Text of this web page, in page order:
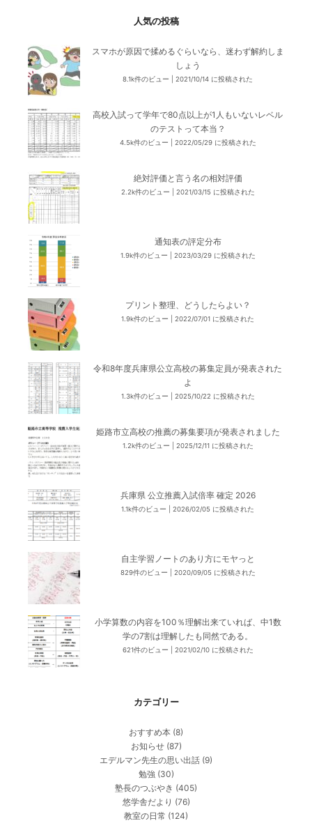
人気の投稿
スマホが原因で揉めるぐらいなら、迷わず解約しま
しょう
8.1k件のビュー 2021/10/14 に投稿された
高校入試って学年で80点以上が1人もいないレベル
のテストって本当？
4.5k件のビュー 2022/05/29 に投稿された
絶対評価と言う名の相対評価
2.2k件のビュー 2021/03/15 に投稿された
通知表の評定分布
1.9k件のビュー 2023/03/29 に投稿された
プリント整理、どうしたらよい？
1.9k件のビュー 2022/07/01 に投稿された
令和8年度兵庫県公立高校の募集定員が発表された
よ
1.3k件のビュー 2025/10/22 に投稿された
姫路市立高校の推薦の募集要項が発表されました
1.2k件のビュー 2025/12/11 に投稿された
兵庫県 公立推薦入試倍率 確定 2026
1.1k件のビュー 2026/02/05 に投稿された
自主学習ノートのあり方にモヤっと
829件のビュー 2020/09/05 に投稿された
小学算数の内容を100％理解出来ていれば、中1数
学の7割は理解したも同然である。
621件のビュー 2021/02/10 に投稿された
カテゴリー
おすすめ本 (8)
お知らせ(87)
エデルマン先生の思い出話 (9)
勉強 (30)
塾長のつぶやき (405)
悠学舎だより (76)
教室の日常 (124)